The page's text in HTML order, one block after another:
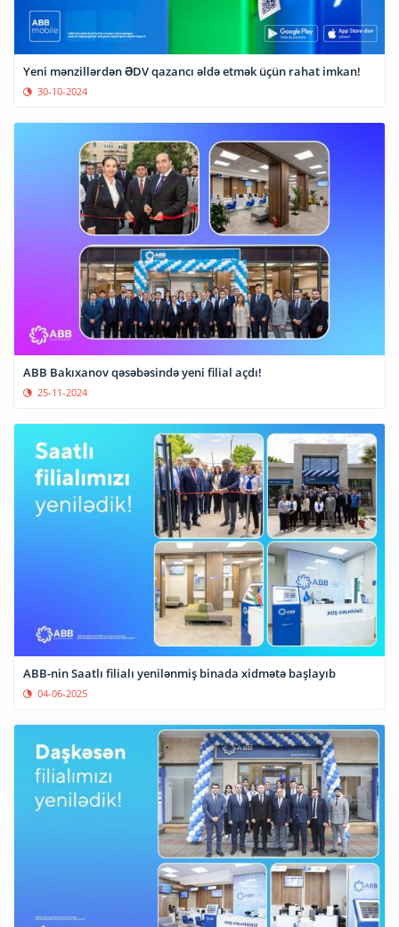
Yeni mənzillərdən ƏDV qazancı əldə etmək üçün rahat imkan!
30-10-2024
ABB Bakıxanov qəsəbəsində yeni filial açdı!
25-11-2024
ABB-nin Saatlı filialı yenilənmiş binada xidmətə başlayıb
04-06-2025